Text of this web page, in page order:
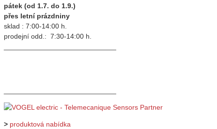
pátek (od 1.7. do 1.9.)
přes letní prázdniny
sklad : 7:00-14:00 h.
prodejní odd.: 7:30-14:00 h.
> produktová nabídka